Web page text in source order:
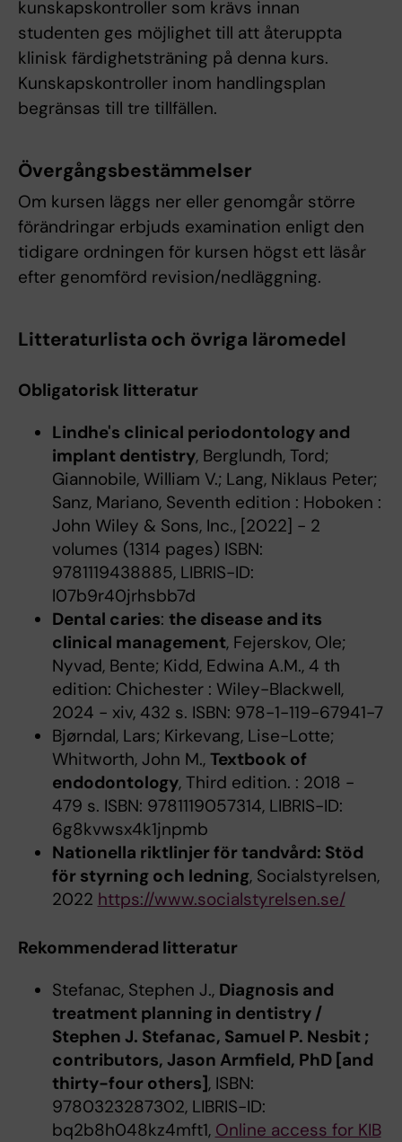
kunskapskontroller som krävs innan
studenten ges möjlighet till att återuppta
klinisk färdighetsträning på denna kurs.
Kunskapskontroller inom handlingsplan
begränsas till tre tillfällen.
Övergångsbestämmelser
Om kursen läggs ner eller genomgår större
förändringar erbjuds examination enligt den
tidigare ordningen för kursen högst ett läsår
efter genomförd revision/nedläggning.
Litteraturlista och övriga läromedel
Obligatorisk litteratur
Lindhe's clinical periodontology and
implant dentistry, Berglundh, Tord;
Giannobile, William V.; Lang, Niklaus Peter;
Sanz, Mariano, Seventh edition : Hoboken :
John Wiley & Sons, Inc., [2022] - 2
volumes (1314 pages) ISBN:
9781119438885, LIBRIS-ID:
l07b9r40jrhsbb7d
Dental caries: the disease and its
clinical management, Fejerskov, Ole;
Nyvad, Bente; Kidd, Edwina A.M., 4 th
edition: Chichester : Wiley-Blackwell,
2024 - xiv, 432 s. ISBN: 978-1-119-67941-7
Bjørndal, Lars; Kirkevang, Lise-Lotte;
Whitworth, John M., Textbook of
endodontology, Third edition. : 2018 -
479 s. ISBN: 9781119057314, LIBRIS-ID:
6g8kvwsx4k1jnpmb
Nationella riktlinjer för tandvård: Stöd
för styrning och ledning, Socialstyrelsen,
2022 https://www.socialstyrelsen.se/
Rekommenderad litteratur
Stefanac, Stephen J., Diagnosis and
treatment planning in dentistry /
Stephen J. Stefanac, Samuel P. Nesbit ;
contributors, Jason Armfield, PhD [and
thirty-four others], ISBN:
9780323287302, LIBRIS-ID:
bq2b8h048kz4mft1, Online access for KIB